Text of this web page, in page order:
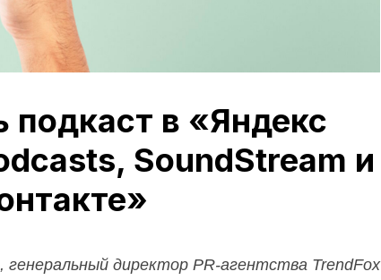
подкаст в «Яндекс
SoundStream и
генеральный директор PR-агентства TrendFox